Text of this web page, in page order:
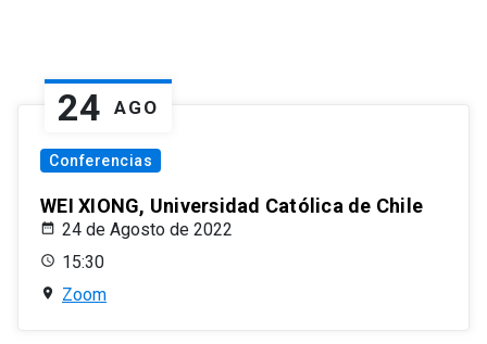
24 AGO
Conferencias
WEI XIONG, Universidad Católica de Chile
24 de Agosto de 2022
15:30
Zoom